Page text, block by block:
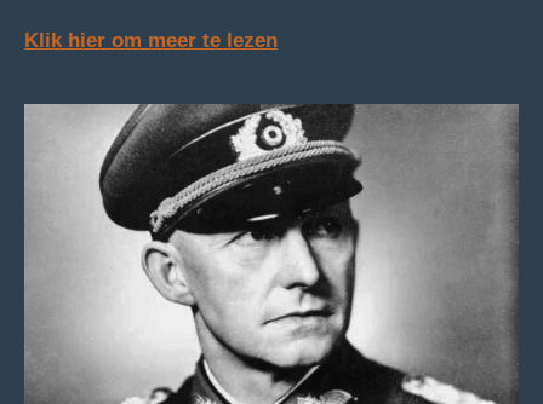
Klik hier om meer te lezen